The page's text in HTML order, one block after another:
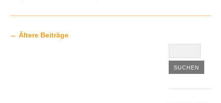
← Ältere Beiträge